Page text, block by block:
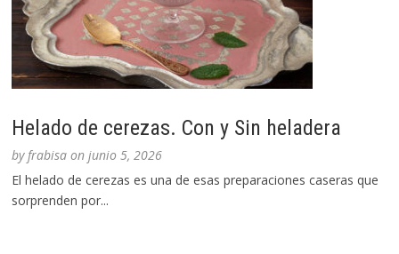
Helado de cerezas. Con y Sin heladera
byfrabisa onjunio 5, 2026
El helado de cerezas es una de esas preparaciones caseras que
sorprenden por...